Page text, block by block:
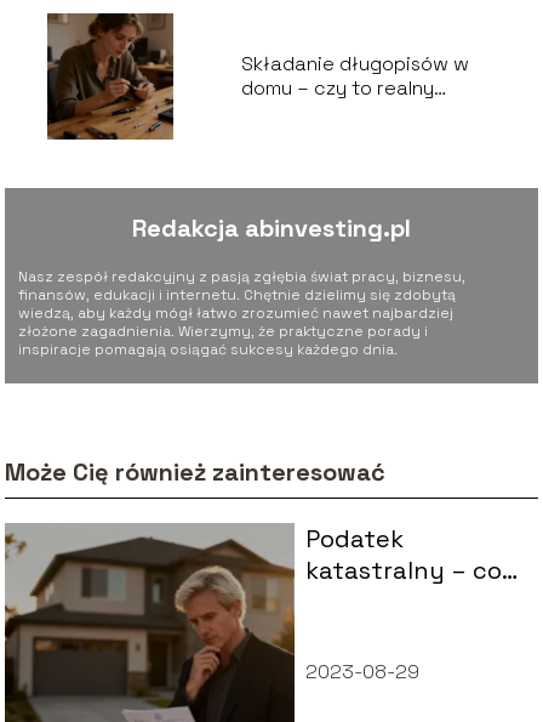
Składanie długopisów w
domu – czy to realny
Redakcja abinvesting.pl
Nasz zespół redakcyjny z pasją zgłębia świat pracy, biznesu,
finansów, edukacji i internetu. Chętnie dzielimy się zdobytą
wiedzą, aby każdy mógł łatwo zrozumieć nawet najbardziej
złożone zagadnienia. Wierzymy, że praktyczne porady i
inspiracje pomagają osiągać sukcesy każdego dnia.
Może Cię również zainteresować
Podatek
katastralny – co
2023-08-29